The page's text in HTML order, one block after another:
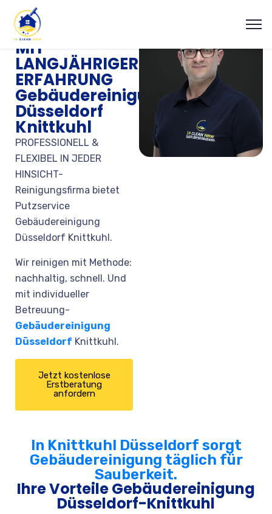
REINIGUNGSFIRMA
MIT
LANGJÄHRIGER
ERFAHRUNG
Gebäudereinigung
Düsseldorf
Knittkuhl
PROFESSIONELL &
FLEXIBEL IN JEDER
HINSICHT-
Reinigungsfirma bietet
Putzservice
Gebäudereinigung
Düsseldorf Knittkuhl.
Wir reinigen mit Methode:
nachhaltig, schnell. Und
mit individueller
Betreuung-
Gebäudereinigung
Düsseldorf Knittkuhl.
Jetzt kostenlose
Erstberatung
anfordern
In Knittkuhl Düsseldorf sorgt
Gebäudereinigung täglich für
Sauberkeit.
Ihre Vorteile Gebäudereinigung
Düsseldorf-Knittkuhl